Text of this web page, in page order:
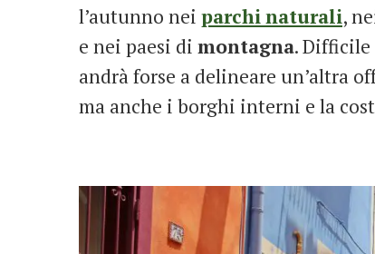
l’autunno nei parchinaturali,
e nei paesi di montagna.
andrà forse a delineare un’altra
ma anche i borghi interni e la